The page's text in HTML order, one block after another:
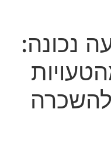
נכונה: